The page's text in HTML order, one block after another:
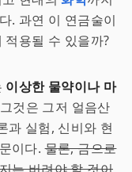
. 과연 이 연금술이
적용될 수 있을까?
이상한 물약이나 마
것은 그저 얼음산
실험, 신비와 현
이다.물론, 금으로